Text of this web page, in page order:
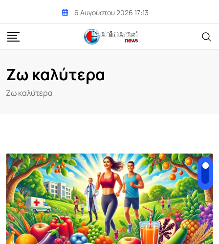
content
6 Αυγούστου 2026 17:13
Ζω καλύτερα
Ζω καλύτερα